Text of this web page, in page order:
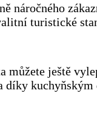
náročného
turistické
můžete ještě
díky